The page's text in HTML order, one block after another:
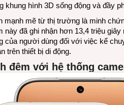
khung hình 3D sống động và đầy
mạnh mẽ từ thị trường là minh
này đã ghi nhận hơn 13,4 triệu
của người dùng đối với việc kể
trên thiết bị di động.
đêm với hệ thống